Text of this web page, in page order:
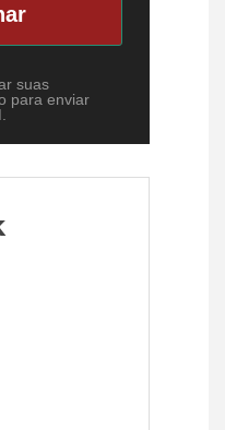
suas
para enviar